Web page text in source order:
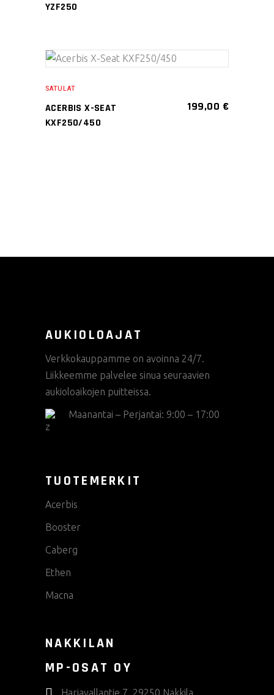
tehdä
valinnat
sivulla.
YZF250
Tällä
on
SATULAT
ACERBIS X-SEAT
KXF250/450
199,00 €
AUKIOLOAJAT
Verkkokauppamme on avoinna 24/7.
Liikkeemme palvelee sinua seuraavien
aukioloaikojen puitteissa.
Maanantai – Perjantai: 9:00 – 17:00
TUOTEMERKIT
Acerbis
Booster
Caberg
Ethen
Macna
NAKKILAN
MP-OSAT OY
Harjavallantie 7, 29250 Nakkila